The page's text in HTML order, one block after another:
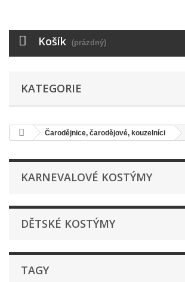
Košík (prázdný)
KATEGORIE
Čarodějnice, čarodějové, kouzelníci
KARNEVALOVÉ KOSTÝMY
DĚTSKÉ KOSTÝMY
TAGY